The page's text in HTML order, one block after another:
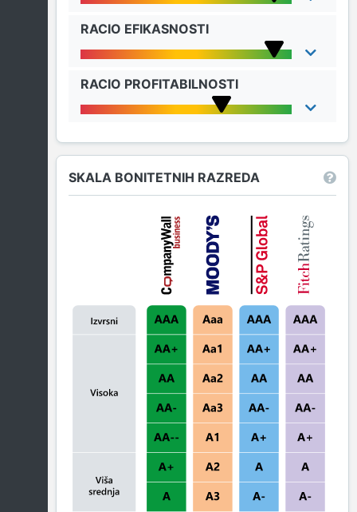
RACIO EFIKASNOSTI
RACIO PROFITABILNOSTI
SKALA BONITETNIH RAZREDA